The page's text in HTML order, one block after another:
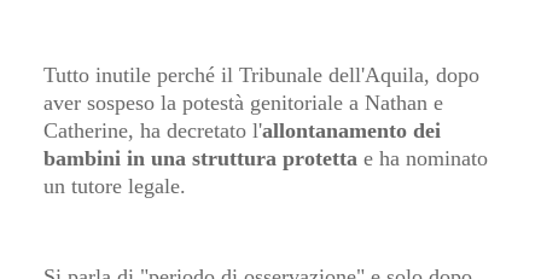
Tutto inutile perché il Tribunale dell'Aquila, dopo
aver sospeso la potestà genitoriale a Nathan e
Catherine, ha decretato l'allontanamento dei
bambini in una struttura protetta e ha nominato
un tutore legale.